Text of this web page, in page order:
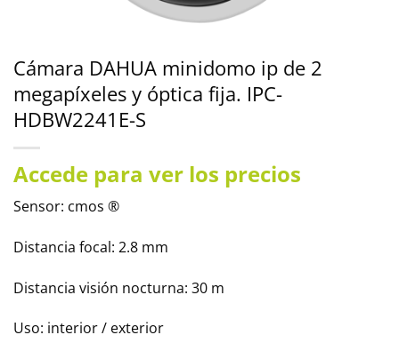
Cámara DAHUA minidomo ip de 2
megapíxeles y óptica fija. IPC-
HDBW2241E-S
Accede para ver los precios
Sensor: cmos ®
Distancia focal: 2.8 mm
Distancia visión nocturna: 30 m
Uso: interior / exterior